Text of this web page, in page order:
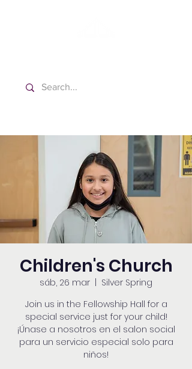
Children's Church
sáb, 26 mar
Silver Spring
Join us in the Fellowship Hall for a
special service just for your child!
¡Únase a nosotros en el salon social
para un servicio especial solo para
niños!